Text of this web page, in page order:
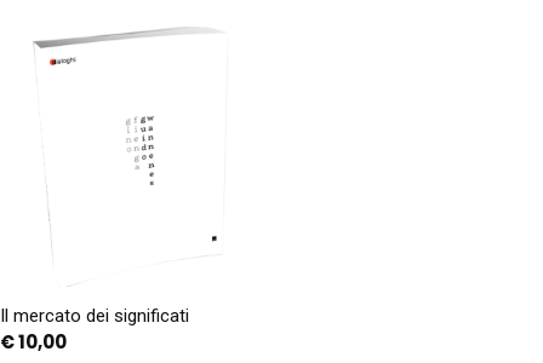
Il mercato dei significati
€10,00